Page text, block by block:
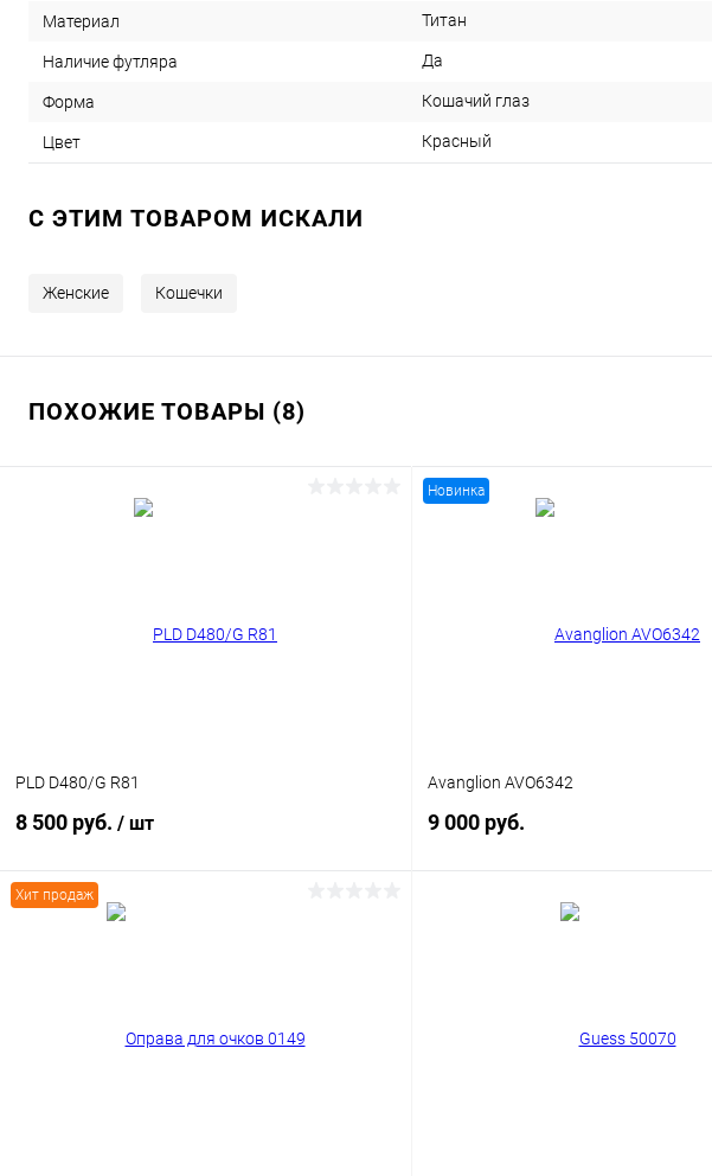
Материал Титан
Наличие футляра Да
Форма Кошачий глаз
Цвет Красный
C ЭТИМ ТОВАРОМ ИСКАЛИ
Женские Кошечки
ПОХОЖИЕ ТОВАРЫ (8)
PLD D480/G R81
8 500 руб. / шт
Новинка
Avanglion AVO6342
9 000 руб.
Хит продаж